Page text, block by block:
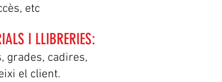
etc
I LLIBRERIES:
grades, cadires,
el client.